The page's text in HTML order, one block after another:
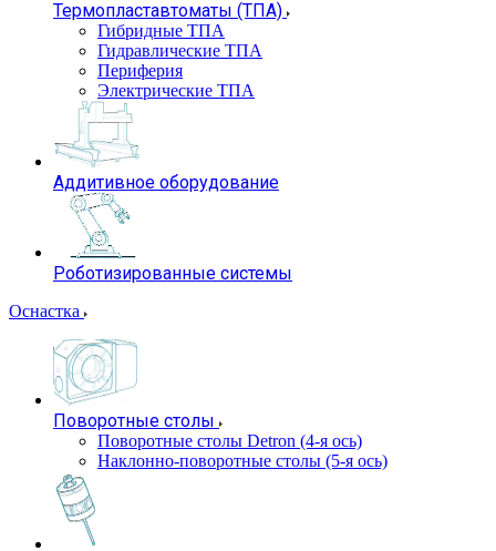
Термопластавтоматы (ТПА)
Гибридные ТПА
Гидравлические ТПА
Периферия
Электрические ТПА
Аддитивное оборудование
Роботизированные системы
Оснастка
Поворотные столы
Поворотные столы Detron (4-я ось)
Наклонно-поворотные столы (5-я ось)